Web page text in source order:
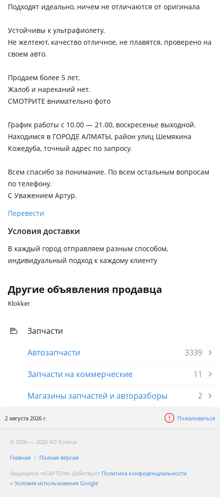
Подходят идеально, ничем не отличаются от оригинала
Устойчивы к ультрафиолету.
Не желтеют, качество отличное, не плавятся, проверено на
своем авто.
Продаем более 5 лет,
Жалоб и нареканий нет.
СМОТРИТЕ внимательно фото
График работы с 10.00 — 21.00, воскресенье выходной.
Находимся в ГОРОДЕ АЛМАТЫ, район улиц Шемякина
Кожедуба, точный адрес по запросу.
Всем спасибо за понимание. По всем остальным вопросам
по телефону.
С Уважением Артур.
Перевести
Условия доставки
В каждый город отправляем разным способом,
индивидуальный подход к каждому клиенту
Другие объявления продавца
Klokker
Запчасти
Автозапчасти
3339
Запчасти на коммерческие
11
Магазины запчастей и авторазборы
2
2 августа 2026 г. Пожаловаться
© 2006 — 2026 АО Колеса
Главная Полная версия
Защищено reCAPTCHA. Действуют Политика конфиденциальности
и Условия использования Google